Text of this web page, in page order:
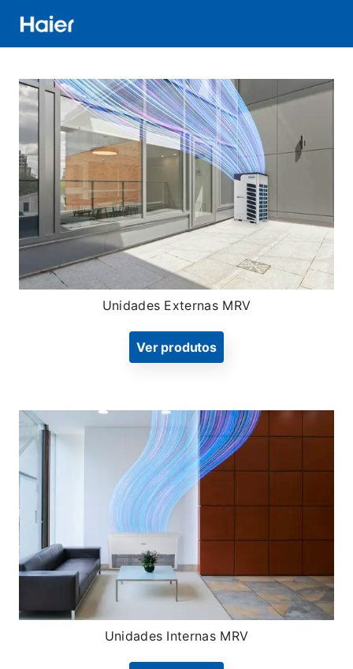
para
o
principal
Banner
Menu
Unidades Externas MRV
Ver produtos
Unidades Internas MRV